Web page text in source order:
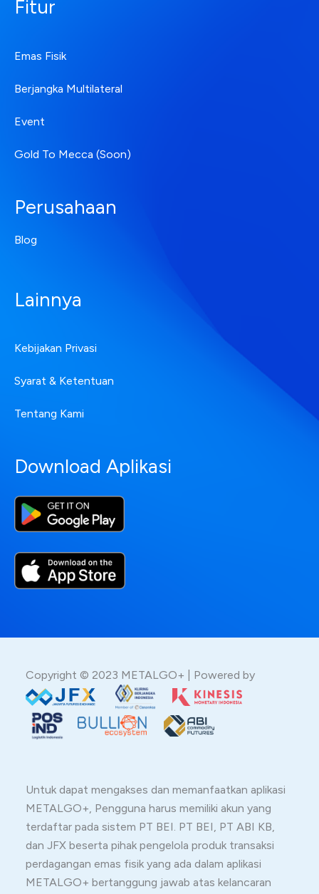
Fitur
Emas Fisik
Berjangka Multilateral
Event
Gold To Mecca (Soon)
Perusahaan
Blog
Lainnya
Kebijakan Privasi
Syarat & Ketentuan
Tentang Kami
Download Aplikasi
Copyright © 2023 METALGO+ | Powered by
Untuk dapat mengakses dan memanfaatkan aplikasi
METALGO+, Pengguna harus memiliki akun yang
terdaftar pada sistem PT BEI. PT BEI, PT ABI KB,
dan JFX beserta pihak pengelola produk transaksi
perdagangan emas fisik yang ada dalam aplikasi
METALGO+ bertanggung jawab atas kelancaran